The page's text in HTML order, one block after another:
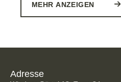
MEHR ANZEIGEN
Adresse